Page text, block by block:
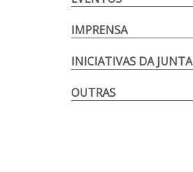
IMPRENSA
INICIATIVAS DA JUNTA
OUTRAS